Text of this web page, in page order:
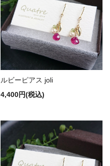
ルビーピアス joli
4,400円(税込)